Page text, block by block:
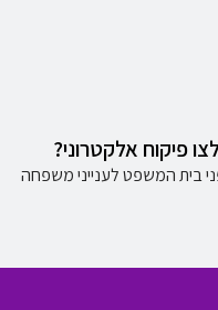
פיקוח אלקטרוני?
בית המשפט לענייני משפחה